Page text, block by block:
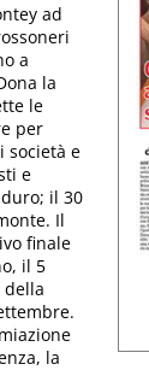
ad
a
la
le
per
società e
e
il 30
Il
finale
il 5
della
la